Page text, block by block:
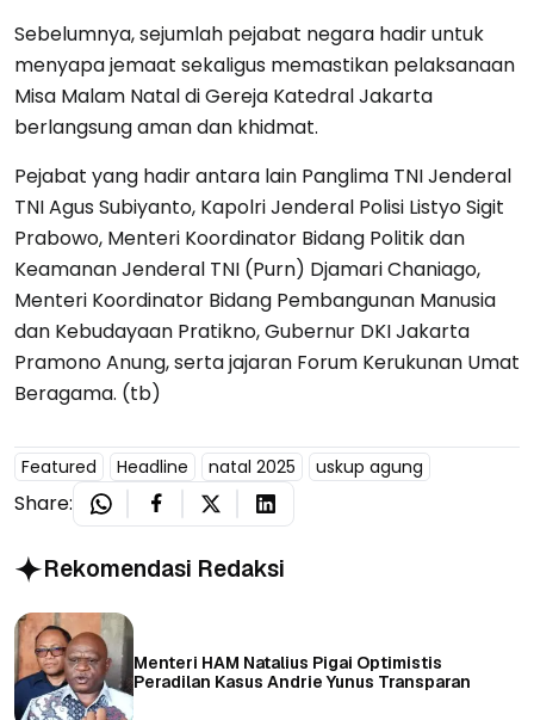
Sebelumnya, sejumlah pejabat negara hadir untuk
menyapa jemaat sekaligus memastikan pelaksanaan
Misa Malam Natal di Gereja Katedral Jakarta
berlangsung aman dan khidmat.
Pejabat yang hadir antara lain Panglima TNI Jenderal
TNI Agus Subiyanto, Kapolri Jenderal Polisi Listyo Sigit
Prabowo, Menteri Koordinator Bidang Politik dan
Keamanan Jenderal TNI (Purn) Djamari Chaniago,
Menteri Koordinator Bidang Pembangunan Manusia
dan Kebudayaan Pratikno, Gubernur DKI Jakarta
Pramono Anung, serta jajaran Forum Kerukunan Umat
Beragama. (tb)
Featured Headline natal 2025 uskup agung
Share:
Rekomendasi Redaksi
Menteri HAM Natalius Pigai Optimistis
Peradilan Kasus Andrie Yunus Transparan